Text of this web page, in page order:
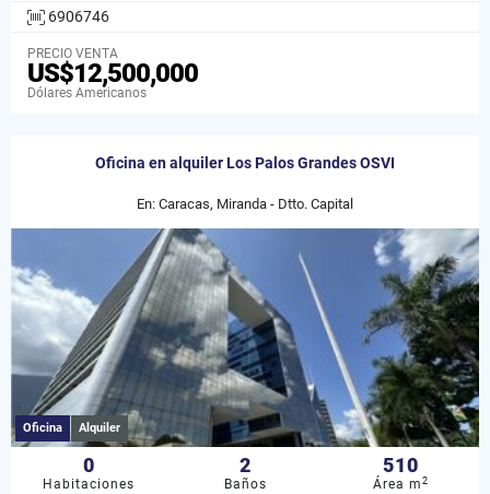
6906746
PRECIO VENTA
US$12,500,000
Dólares Americanos
Oficina en alquiler Los Palos Grandes OSVI
En: Caracas, Miranda - Dtto. Capital
Oficina Alquiler
0
Habitaciones
2
Baños
510
Área m2